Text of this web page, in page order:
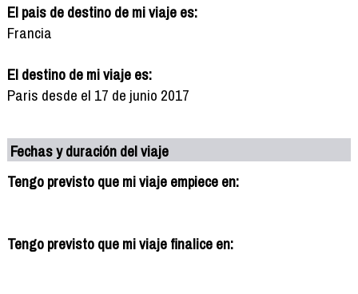
El pais de destino de mi viaje es:
Francia
El destino de mi viaje es:
Paris desde el 17 de junio 2017
Fechas y duración del viaje
Tengo previsto que mi viaje empiece en:
Tengo previsto que mi viaje finalice en: